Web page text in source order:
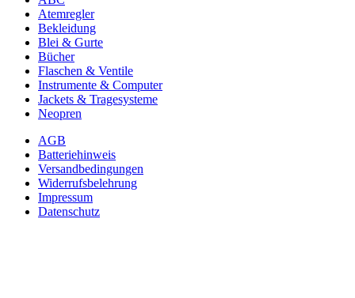
Atemregler
Bekleidung
Blei & Gurte
Bücher
Flaschen & Ventile
Instrumente & Computer
Jackets & Tragesysteme
Neopren
AGB
Batteriehinweis
Versandbedingungen
Widerrufsbelehrung
Impressum
Datenschutz